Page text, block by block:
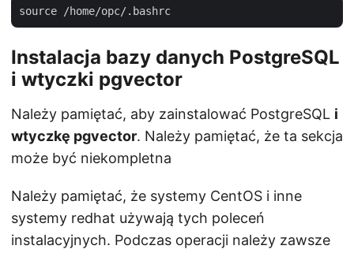
Instalacja bazy danych PostgreSQL
i wtyczki pgvector
Należy pamiętać, aby zainstalować PostgreSQL i
wtyczkę pgvector. Należy pamiętać, że ta sekcja
może być niekompletna
Należy pamiętać, że systemy CentOS i inne
systemy redhat używają tych poleceń
instalacyjnych. Podczas operacji należy zawsze